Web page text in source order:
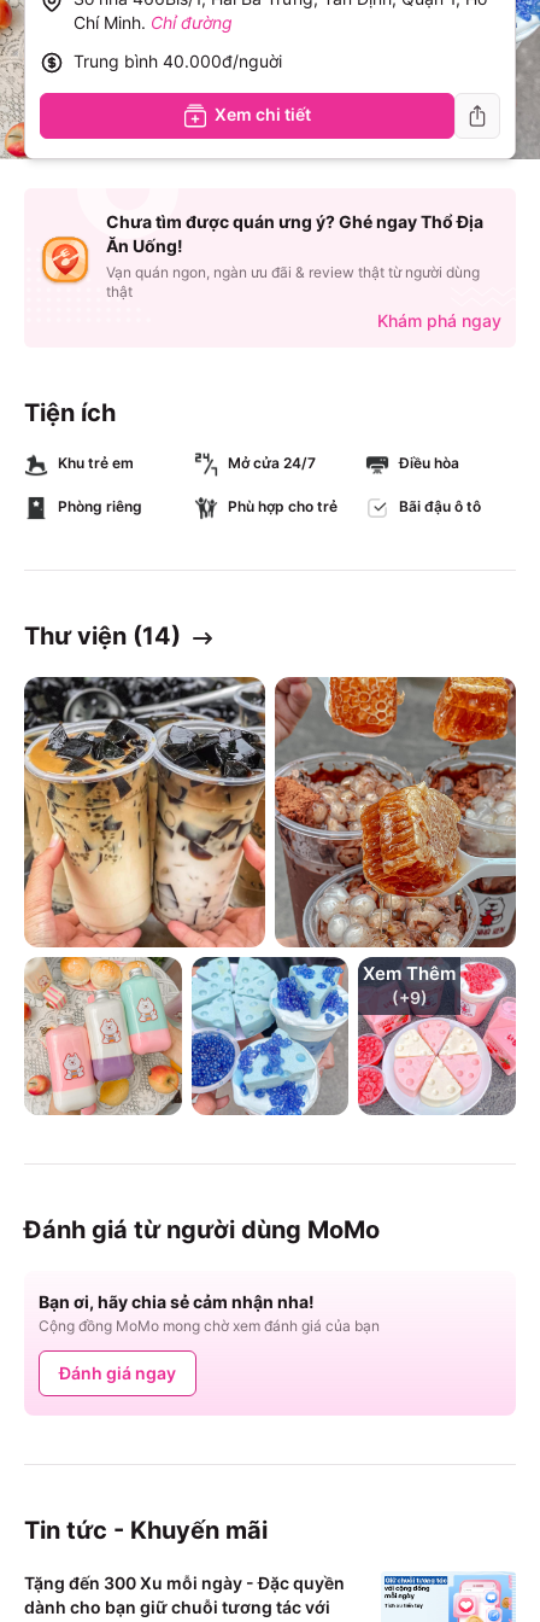
Tiện ích
Khu trẻ em Mở cửa 24/7 Điều hòa
Phòng riêng Phù hợp cho trẻ Bãi đậu ô tô
Thư viện (14)
Xem Thêm
(+9)
Đánh giá từ người dùng MoMo
Bạn ơi, hãy chia sẻ cảm nhận nha!
Cộng đồng MoMo mong chờ xem đánh giá của bạn
Đánh giá ngay
Tin tức - Khuyến mãi
Tặng đến 300 Xu mỗi ngày - Đặc quyền
dành cho bạn giữ chuỗi tương tác với
Chí Minh. Chỉ đường
Trung bình 40.000đ/nguời
Xem chi tiết
Chưa tìm được quán ưng ý? Ghé ngay Thổ Địa
Ăn Uống!
Vạn quán ngon, ngàn ưu đãi & review thật từ người dùng
thật
Khám phá ngay